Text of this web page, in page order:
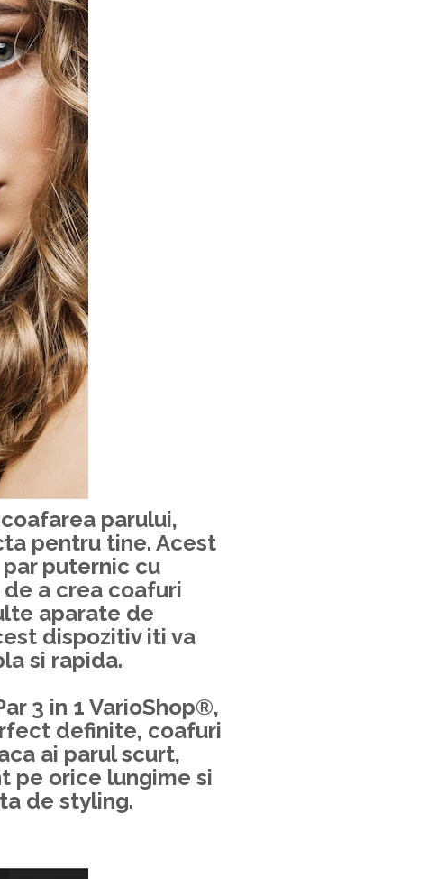
parului,
pentru tine. Acest
puternic cu
a crea coafuri
aparate de
dispozitiv iti va
si rapida.
3 in 1 VarioShop®,
definite, coafuri
ai parul scurt,
pe orice lungime si
de styling.